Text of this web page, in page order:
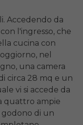
Accedendo da
l'ingresso, che
cucina con
nel
una camera
circa 28 mq e un
vi si accede da
quattro ampie
di un